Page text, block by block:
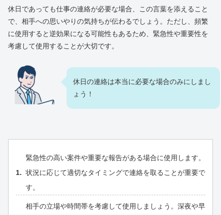
休日であっても仕事の連絡が必要な場合、この言葉を添えること
で、相手への思いやりの気持ちが伝わるでしょう。ただし、頻繁
に使用すると逆効果になる可能性もあるため、緊急性や重要性を
考慮して使用することが大切です。
休日の連絡は本当に必要な場合のみにしまし
ょう！
緊急性の高い案件や重要な報告がある場合に使用します。
状況に応じて適切なタイミングで連絡を取ることが重要で
す。
相手の立場や時間帯を考慮して使用しましょう。深夜や早